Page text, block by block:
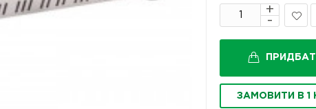
ЗАМОВИТИ В 1